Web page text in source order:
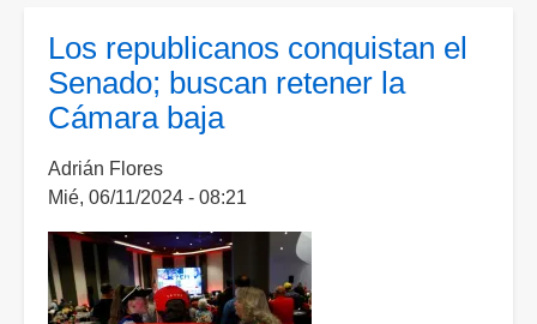
Los republicanos conquistan el
Senado; buscan retener la
Cámara baja
Adrián Flores
Mié, 06/11/2024 - 08:21